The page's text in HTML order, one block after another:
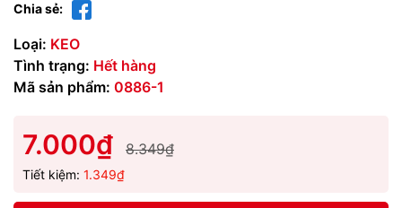
Chia sẻ:
Loại: KEO
Tình trạng: Hết hàng
Mã sản phẩm: 0886-1
7.000₫ 8.349₫
Tiết kiệm: 1.349₫